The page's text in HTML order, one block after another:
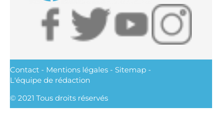
Contact - Mentions légales - Sitemap -
L'équipe de rédaction
© 2021 Tous droits réservés